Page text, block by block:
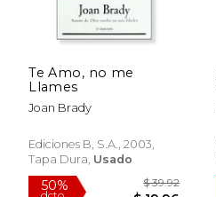
50%
dcto. $ 23.89
Te Amo, no me
Llames
Joan Brady
Ediciones B, S.A., 2003,
Tapa Dura, Usado